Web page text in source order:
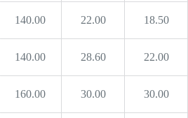
140.00 22.00 18.50
140.00 28.60 22.00
160.00 30.00 30.00